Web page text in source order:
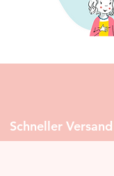
Schneller Versand